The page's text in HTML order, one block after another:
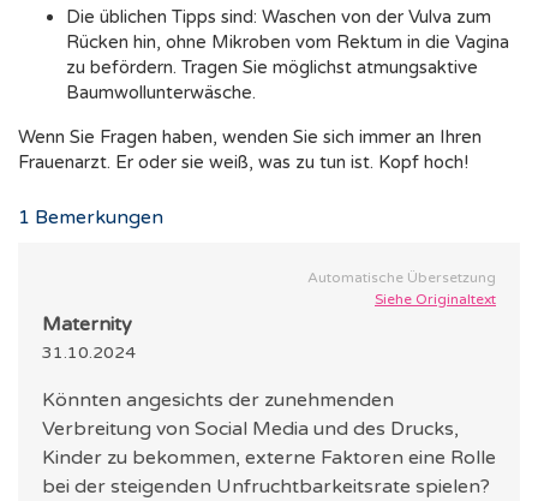
Die üblichen Tipps sind: Waschen von der Vulva zum
Rücken hin, ohne Mikroben vom Rektum in die Vagina
zu befördern. Tragen Sie möglichst atmungsaktive
Baumwollunterwäsche.
Wenn Sie Fragen haben, wenden Sie sich immer an Ihren
Frauenarzt. Er oder sie weiß, was zu tun ist. Kopf hoch!
1 Bemerkungen
Automatische Übersetzung
Siehe Originaltext
Maternity
31.10.2024
Könnten angesichts der zunehmenden
Verbreitung von Social Media und des Drucks,
Kinder zu bekommen, externe Faktoren eine Rolle
bei der steigenden Unfruchtbarkeitsrate spielen?